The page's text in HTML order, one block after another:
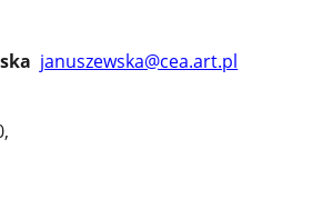
januszewska@cea.art.pl